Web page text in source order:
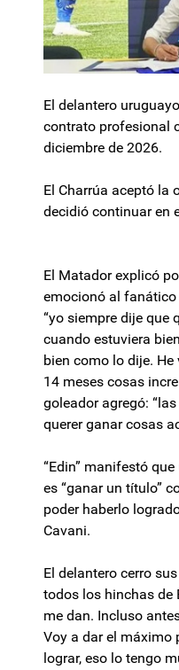
El delantero
contrato profesional
diciembre de 2026.
El Charrúa aceptó la
decidió continuar en
El Matador explicó
emocionó al fanático
“yo siempre dije que
cuando estuviera
bien como lo dije.
14 meses cosas
goleador agregó:
querer ganar cosas
“Edin” manifestó
es “ganar un título”
poder haberlo
Cavani.
El delantero cerro
todos los hinchas de
me dan. Incluso
Voy a dar el máximo
lograr, eso lo tengo